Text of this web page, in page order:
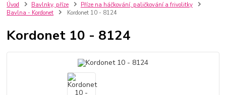
Úvod Bavlnky, příze
Příze na háčkování, paličkování a frivolitky
Bavlna - Kordonet
Kordonet 10 - 8124
Kordonet 10 - 8124